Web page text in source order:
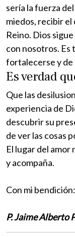
sería la fuerza
miedos, recibir
Reino. Dios
con nosotros. Es
fortalecerse y
Es verdad
Que las
experiencia de
descubrir su
de ver las cosas
El lugar del amor
y acompaña.
Con mi bendición:
P. Jaime Alberto